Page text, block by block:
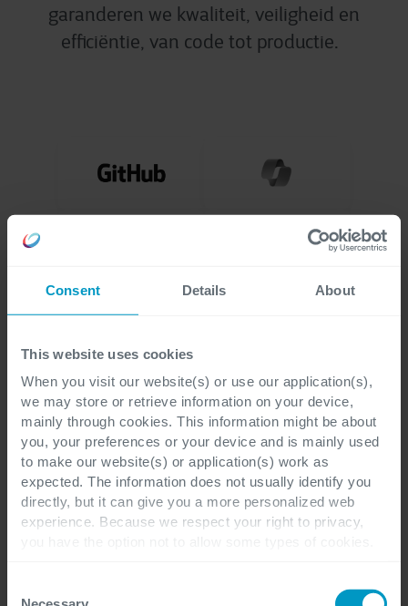
Consent Details About
This website uses cookies
When you visit our website(s) or use our application(s),
we may store or retrieve information on your device,
mainly through cookies. This information might be about
you, your preferences or your device and is mainly used
to make our website(s) or application(s) work as
expected. The information does not usually identify you
directly, but it can give you a more personalized web
experience. Because we respect your right to privacy,
you disable certain cookies, you should be aware that
garanderen we kwaliteit, veiligheid en
efficiëntie, van code tot productie.